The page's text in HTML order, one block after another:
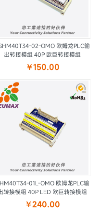
02-OMO 欧姆龙PLC输
出转接模组 40P 欧巨转接模组
￥150.00
01L-OMO 欧姆龙PLC输
转接模组 40P LED 欧巨转接模组
￥240.00